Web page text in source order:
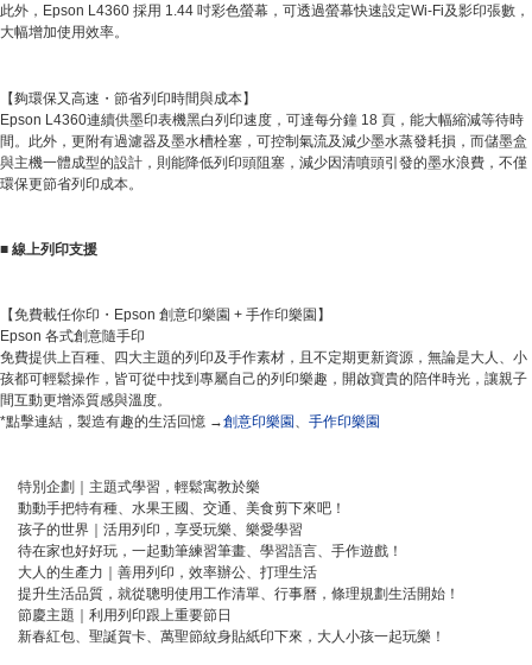
此外，Epson L4360 採用 1.44 吋彩色螢幕，可透過螢幕快速設定Wi-Fi及影印張數，
大幅增加使用效率。
【夠環保又高速・節省列印時間與成本】
Epson L4360連續供墨印表機黑白列印速度，可達每分鐘 18 頁，能大幅縮減等待時
間。此外，更附有過濾器及墨水槽栓塞，可控制氣流及減少墨水蒸發耗損，而儲墨盒
與主機一體成型的設計，則能降低列印頭阻塞，減少因清噴頭引發的墨水浪費，不僅
環保更節省列印成本。
■ 線上列印支援
【免費載任你印・Epson 創意印樂園 + 手作印樂園】
Epson 各式創意隨手印
免費提供上百種、四大主題的列印及手作素材，且不定期更新資源，無論是大人、小
孩都可輕鬆操作，皆可從中找到專屬自己的列印樂趣，開啟寶貴的陪伴時光，讓親子
間互動更增添質感與溫度。
*點擊連結，製造有趣的生活回憶 →創意印樂園 手作印樂園
特別企劃｜主題式學習，輕鬆寓教於樂
動動手把特有種、水果王國、交通、美食剪下來吧！
孩子的世界｜活用列印，享受玩樂、樂愛學習
待在家也好好玩，一起動筆練習筆畫、學習語言、手作遊戲！
大人的生產力｜善用列印，效率辦公、打理生活
提升生活品質，就從聰明使用工作清單、行事曆，條理規劃生活開始！
節慶主題｜利用列印跟上重要節日
新春紅包、聖誕賀卡、萬聖節紋身貼紙印下來，大人小孩一起玩樂！